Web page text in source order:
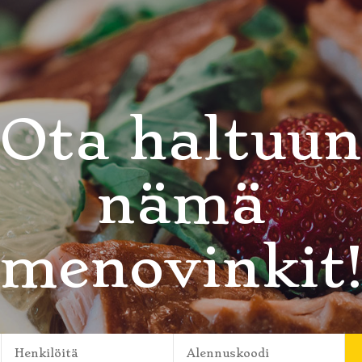
Ota haltuun
nämä
menovinkit!
Henkilöitä Alennuskoodi